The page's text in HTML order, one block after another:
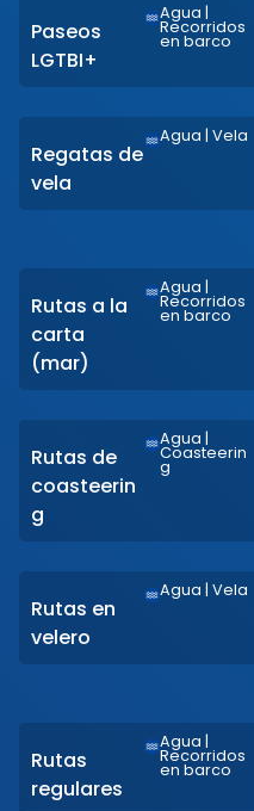
Paseos
LGTBI+
Agua |
Recorridos
en barco
Regatas de
vela
Agua |Vela
Rutas a la
carta
(mar)
Agua |
Recorridos
en barco
Rutas de
coasteerin
g
Agua |
Coasteerin
g
Rutas en
velero
Agua |Vela
Rutas
regulares
Agua |
Recorridos
en barco